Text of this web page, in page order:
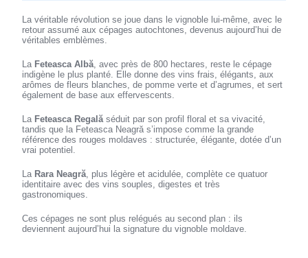
La véritable révolution se joue dans le vignoble lui-même, avec le
retour assumé aux cépages autochtones, devenus aujourd’hui de
véritables emblèmes.
La Feteasca Albă, avec près de 800 hectares, reste le cépage
indigène le plus planté. Elle donne des vins frais, élégants, aux
arômes de fleurs blanches, de pomme verte et d’agrumes, et sert
également de base aux effervescents.
La Feteasca Regalăséduit par son profil floral et sa vivacité,
tandis que la Feteasca Neagră s’impose comme la grande
référence des rouges moldaves : structurée, élégante, dotée d’un
vrai potentiel.
La Rara Neagră, plus légère et acidulée, complète ce quatuor
identitaire avec des vins souples, digestes et très
gastronomiques.
Ces cépages ne sont plus relégués au second plan : ils
deviennent aujourd’hui la signature du vignoble moldave.